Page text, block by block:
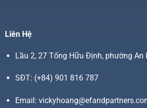
Liên Hệ
Lầu 2, 27 Tống Hữu Định, phường An
SĐT: (+84) 901 816 787
Email: